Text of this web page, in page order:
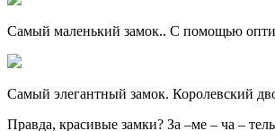
Самый маленький замок.. С помощью
Самый элегантный замок. Королевский
Правда, красивые замки? За –ме – ча –